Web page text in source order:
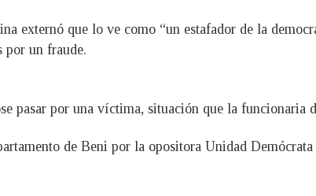
externó que lo ve como “un estafador de la
por un fraude.
pasar por una víctima, situación que la funcionaria
de Beni por la opositora Unidad